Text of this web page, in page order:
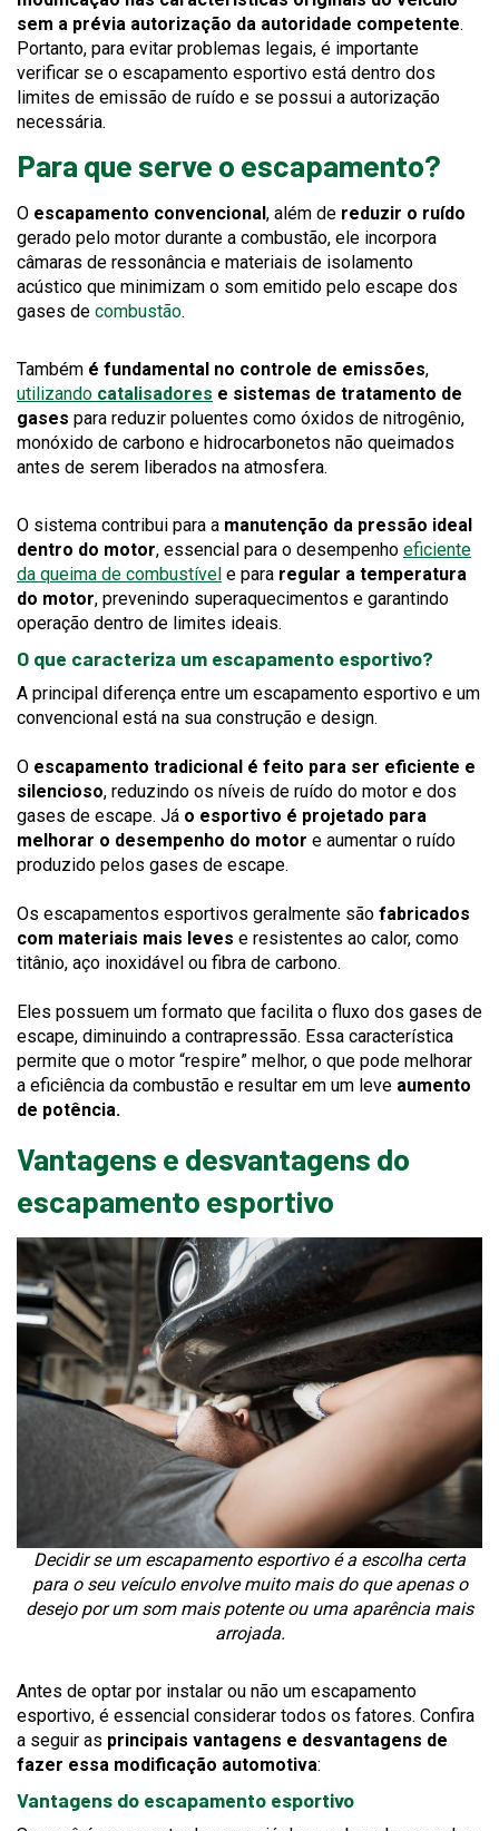
will
trigger
a
popup
sem a prévia autorização da autoridade competente.
Portanto, para evitar problemas legais, é importante
verificar se o escapamento esportivo está dentro dos
limites de emissão de ruído e se possui a autorização
necessária.
Para que serve o escapamento?
O escapamento convencional, além de reduzir o ruído
gerado pelo motor durante a combustão, ele incorpora
câmaras de ressonância e materiais de isolamento
acústico que minimizam o som emitido pelo escape dos
gases de combustão.
Também é fundamental no controle de emissões,
utilizando catalisadores e sistemas de tratamento de
gases para reduzir poluentes como óxidos de nitrogênio,
monóxido de carbono e hidrocarbonetos não queimados
antes de serem liberados na atmosfera.
O sistema contribui para a manutenção da pressão ideal
dentro do motor, essencial para o desempenho eficiente
da queima de combustível e para regular a temperatura
do motor, prevenindo superaquecimentos e garantindo
operação dentro de limites ideais.
O que caracteriza um escapamento esportivo?
A principal diferença entre um escapamento esportivo e um
convencional está na sua construção e design.
O escapamento tradicional é feito para ser eficiente e
silencioso, reduzindo os níveis de ruído do motor e dos
gases de escape. Já o esportivo é projetado para
melhorar o desempenho do motor e aumentar o ruído
produzido pelos gases de escape.
Os escapamentos esportivos geralmente são fabricados
com materiais mais leves e resistentes ao calor, como
titânio, aço inoxidável ou fibra de carbono.
Eles possuem um formato que facilita o fluxo dos gases de
escape, diminuindo a contrapressão. Essa característica
permite que o motor “respire” melhor, o que pode melhorar
a eficiência da combustão e resultar em um leve aumento
de potência.
Vantagens e desvantagens do
escapamento esportivo
Decidir se um escapamento esportivo é a escolha certa
para o seu veículo envolve muito mais do que apenas o
desejo por um som mais potente ou uma aparência mais
arrojada.
Antes de optar por instalar ou não um escapamento
esportivo, é essencial considerar todos os fatores. Confira
a seguir as principais vantagens e desvantagens de
fazer essa modificação automotiva:
Vantagens do escapamento esportivo